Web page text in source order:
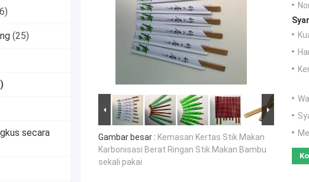
(25)
secara
Gambar besar : Kemasan Kertas Stik Makan
Karbonisasi Berat Ringan Stik Makan Bambu
sekali pakai